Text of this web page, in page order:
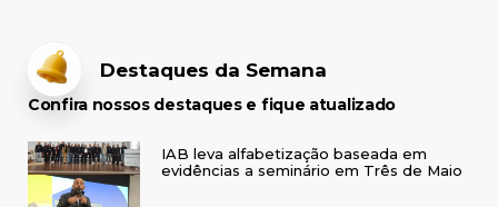
Destaques da Semana
Confira nossos destaques e fique atualizado
IAB leva alfabetização baseada em
evidências a seminário em Três de Maio